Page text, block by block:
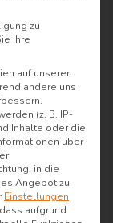
zu
Ihre
auf unserer
andere uns
(z. B. IP-
Inhalte oder die
über
in die
Angebot zu
Einstellungen
aufgrund